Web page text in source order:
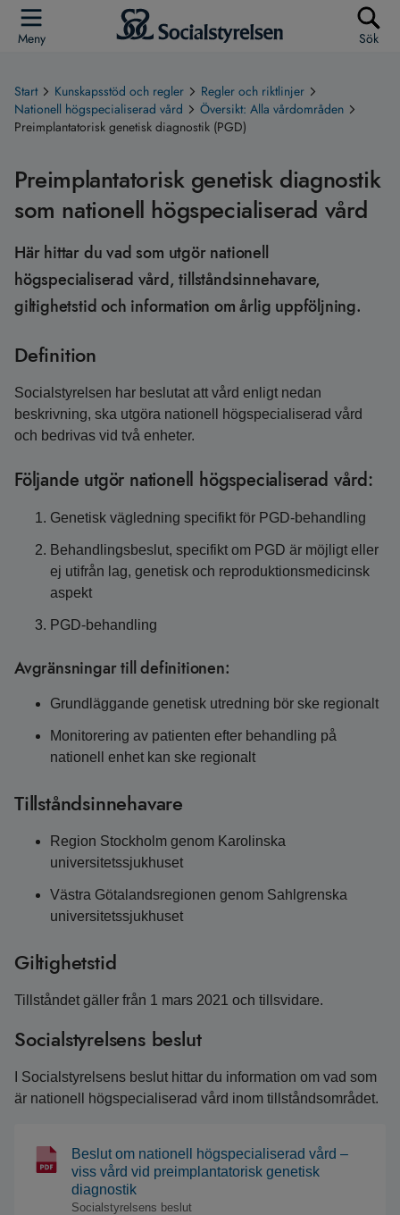
Meny Sök
Start Kunskapsstöd och regler
Regler och riktlinjer
Nationell högspecialiserad vård
Översikt: Alla vårdområden
Preimplantatorisk genetisk diagnostik (PGD)
Preimplantatorisk genetisk diagnostik
som nationell högspecialiserad vård
Här hittar du vad som utgör nationell
högspecialiserad vård, tillståndsinnehavare,
giltighetstid och information om årlig uppföljning.
Definition
Socialstyrelsen har beslutat att vård enligt nedan
beskrivning, ska utgöra nationell högspecialiserad vård
och bedrivas vid två enheter.
Följande utgör nationell högspecialiserad vård:
Genetisk vägledning specifikt för PGD-behandling
Behandlingsbeslut, specifikt om PGD är möjligt eller
ej utifrån lag, genetisk och reproduktionsmedicinsk
aspekt
PGD-behandling
Avgränsningar till definitionen:
Grundläggande genetisk utredning bör ske regionalt
Monitorering av patienten efter behandling på
nationell enhet kan ske regionalt
Tillståndsinnehavare
Region Stockholm genom Karolinska
universitetssjukhuset
Västra Götalandsregionen genom Sahlgrenska
universitetssjukhuset
Giltighetstid
Tillståndet gäller från 1 mars 2021 och tillsvidare.
Socialstyrelsens beslut
I Socialstyrelsens beslut hittar du information om vad som
är nationell högspecialiserad vård inom tillståndsområdet.
Beslut om nationell högspecialiserad vård –
viss vård vid preimplantatorisk genetisk
diagnostik
Socialstyrelsens beslut